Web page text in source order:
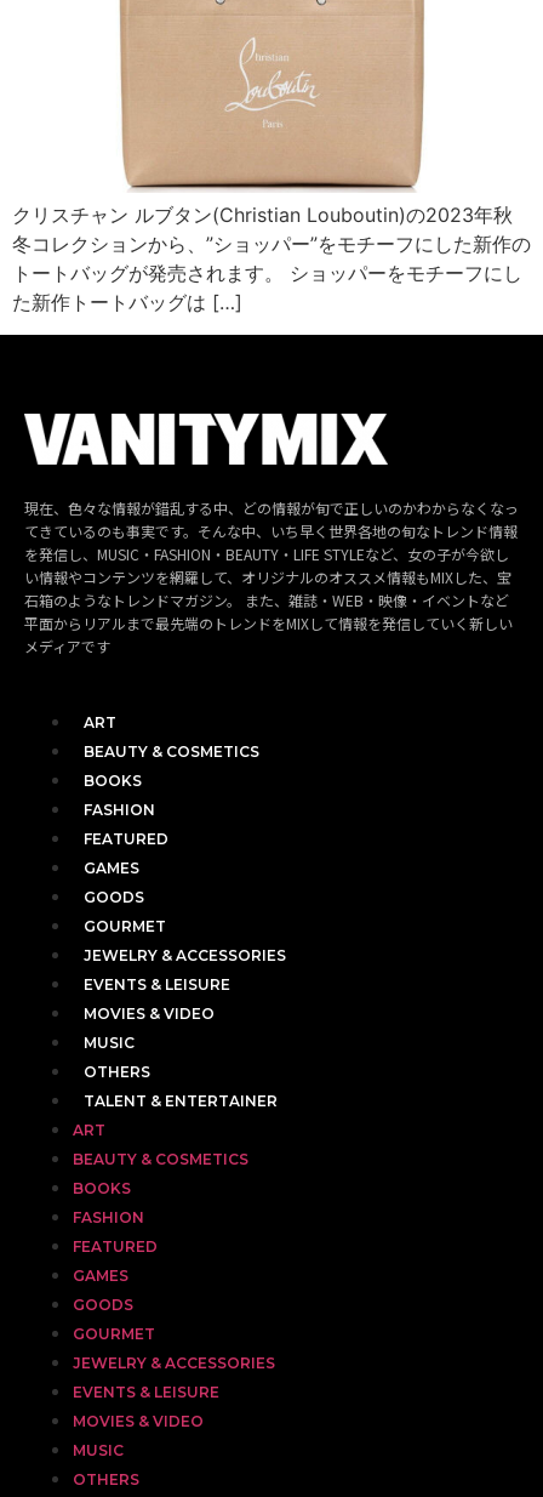
クリスチャン ルブタン(Christian Louboutin)の2023年秋
冬コレクションから、”ショッパー”をモチーフにした新作の
トートバッグが発売されます。 ショッパーをモチーフにし
た新作トートバッグは […]
現在、色々な情報が錯乱する中、どの情報が旬で正しいのかわからなくなっ
てきているのも事実です。そんな中、いち早く世界各地の旬なトレンド情報
を発信し、MUSIC・FASHION・BEAUTY・LIFE STYLEなど、女の子が今欲し
い情報やコンテンツを網羅して、オリジナルのオススメ情報もMIXした、宝
石箱のようなトレンドマガジン。 また、雑誌・WEB・映像・イベントなど
平面からリアルまで最先端のトレンドをMIXして情報を発信していく新しい
メディアです
ART
BEAUTY & COSMETICS
BOOKS
FASHION
FEATURED
GAMES
GOODS
GOURMET
JEWELRY & ACCESSORIES
EVENTS & LEISURE
MOVIES & VIDEO
MUSIC
OTHERS
TALENT & ENTERTAINER
ART
BEAUTY & COSMETICS
BOOKS
FASHION
FEATURED
GAMES
GOODS
GOURMET
JEWELRY & ACCESSORIES
EVENTS & LEISURE
MOVIES & VIDEO
MUSIC
OTHERS